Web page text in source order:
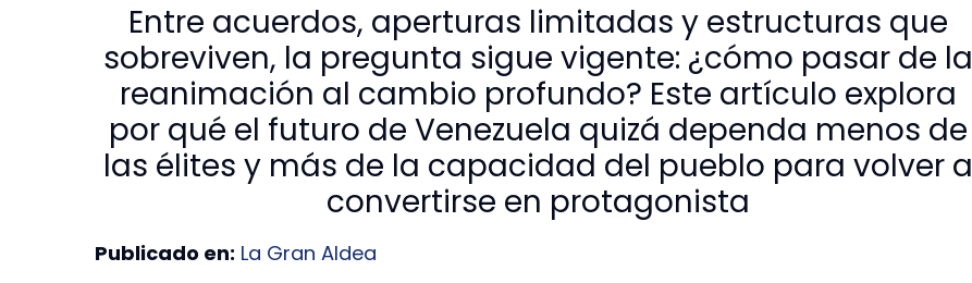
Entre acuerdos, aperturas limitadas y estructuras que
sobreviven, la pregunta sigue vigente: ¿cómo pasar de la
reanimación al cambio profundo? Este artículo explora
por qué el futuro de Venezuela quizá dependa menos de
las élites y más de la capacidad del pueblo para volver a
convertirse en protagonista
Publicado en: La Gran Aldea